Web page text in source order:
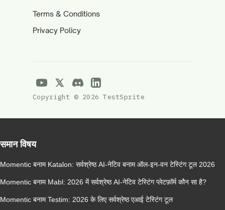
Terms & Conditions
Privacy Policy
Copyright © 2026 TestSprite
समान विषय
Momentic बनाम Katalon: सर्वश्रेष्ठ AI-नेटिव बनाम ऑल-इन-वन टेस्टिंग टूल 2026
Momentic बनाम Mabl: 2026 में सर्वश्रेष्ठ AI-नेटिव टेस्टिंग प्लेटफ़ॉर्म कौन सा है?
Momentic बनाम Testim: 2026 के लिए सर्वश्रेष्ठ एआई टेस्टिंग टूल